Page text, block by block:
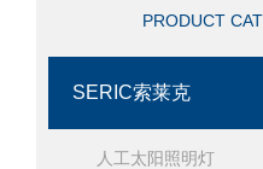
PRODUCT
SERIC索莱克
人工太阳照明灯